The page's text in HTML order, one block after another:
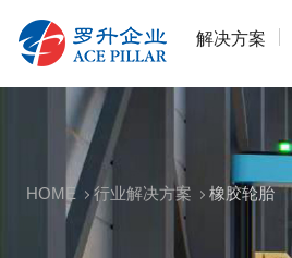
解决方案
HOME 行业解决方案 橡胶轮胎